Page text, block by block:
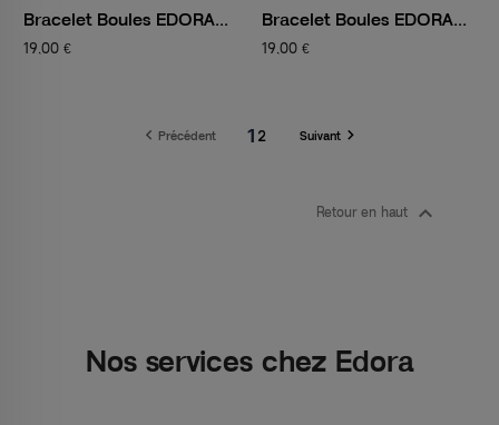
Bracelet Boules EDORA...
19,00 €
Bracelet Boules EDORA...
19,00 €
 Précédent 1 2 Suivant
Retour en haut 
Nos services chez Edora